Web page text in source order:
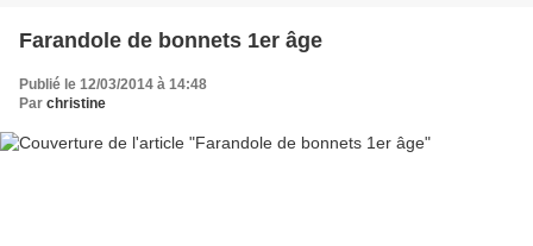
Farandole de bonnets 1er âge
Publié le 12/03/2014 à 14:48
Par christine